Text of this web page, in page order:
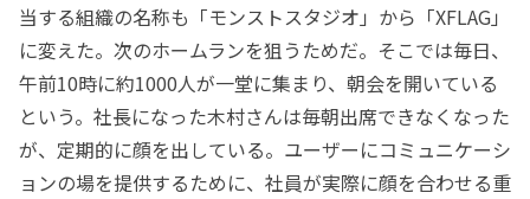
当する組織の名称も「モンストスタジオ」から「XFLAG」
に変えた。次のホームランを狙うためだ。そこでは毎日、
午前10時に約1000人が一堂に集まり、朝会を開いている
という。社長になった木村さんは毎朝出席できなくなった
が、定期的に顔を出している。ユーザーにコミュニケーシ
ョンの場を提供するために、社員が実際に顔を合わせる重